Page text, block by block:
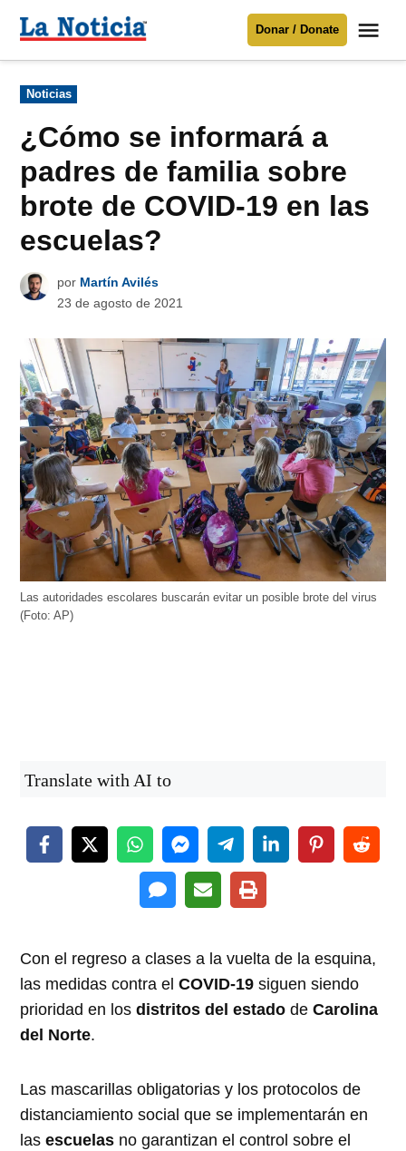
Para mantenerte informado necesitamos
Donar
contenido
Noticia
Donar / Donate
Publicado
en
Noticias
¿Cómo se informará a
padres de familia sobre
brote de COVID-19 en las
escuelas?
por Martín Avilés
23 de agosto de 2021
Las autoridades escolares buscarán evitar un posible brote del virus
(Foto: AP)
Translate with AI to
Con el regreso a clases a la vuelta de la esquina,
las medidas contra elCOVID-19 siguen siendo
prioridad en losdistritos del estado deCarolina
del Norte.
Las mascarillas obligatorias y los protocolos de
distanciamiento social que se implementarán en
lasescuelas no garantizan el control sobre el